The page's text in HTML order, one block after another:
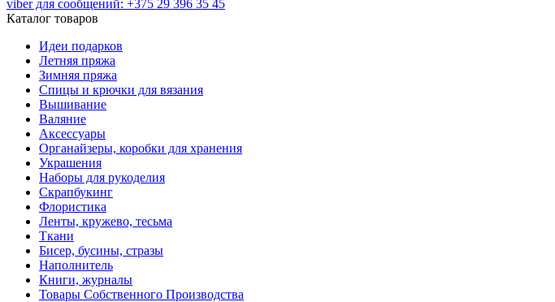
viber для сообщений: +375 29 396 35 45
Каталог товаров
Идеи подарков
Летняя пряжа
Зимняя пряжа
Спицы и крючки для вязания
Вышивание
Валяние
Аксессуары
Органайзеры, коробки для хранения
Украшения
Наборы для рукоделия
Скрапбукинг
Флористика
Ленты, кружево, тесьма
Ткани
Бисер, бусины, стразы
Наполнитель
Книги, журналы
Товары Собственного Производства